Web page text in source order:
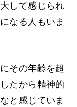
して感じられ
なる人もいま
その年齢を超
たから精神的
と感じていま